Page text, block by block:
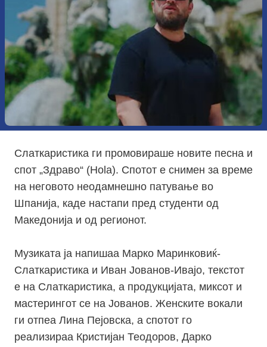
Слаткаристика ги промовираше новите песна и
спот „Здраво“ (Hola). Спотот е снимен за време
на неговото неодамнешно патување во
Шпанија, каде настапи пред студенти од
Македонија и од регионот.
Музиката ја напишаа Марко Маринковиќ-
Слаткаристика и Иван Јованов-Ивајо, текстот
е на Слаткаристика, а продукцијата, миксот и
мастерингот се на Јованов. Женските вокали
ги отпеа Лина Пејовска, а спотот го
реализираа Кристијан Теодоров, Дарко